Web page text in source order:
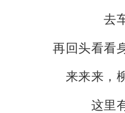
去
再回头看看
来来来，
这里